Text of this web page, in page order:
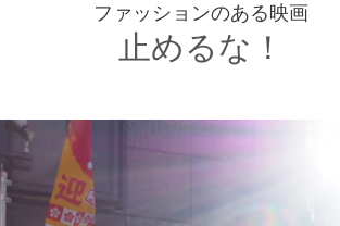
ファッションのある映画
止めるな！